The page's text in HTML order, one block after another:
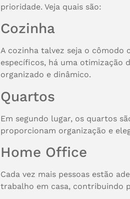
prioridade. Veja quais são:
Cozinha
A cozinha talvez seja o cômodo
específicos, há uma otimização
organizado e dinâmico.
Quartos
Em segundo lugar, os quartos
proporcionam organização e
Home Office
Cada vez mais pessoas estão
trabalho em casa, contribuindo